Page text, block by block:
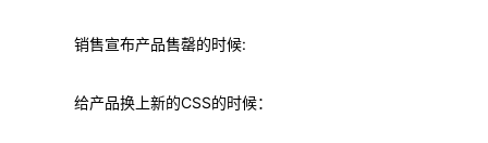
销售宣布产品售罄的时候:
给产品换上新的CSS的时候：